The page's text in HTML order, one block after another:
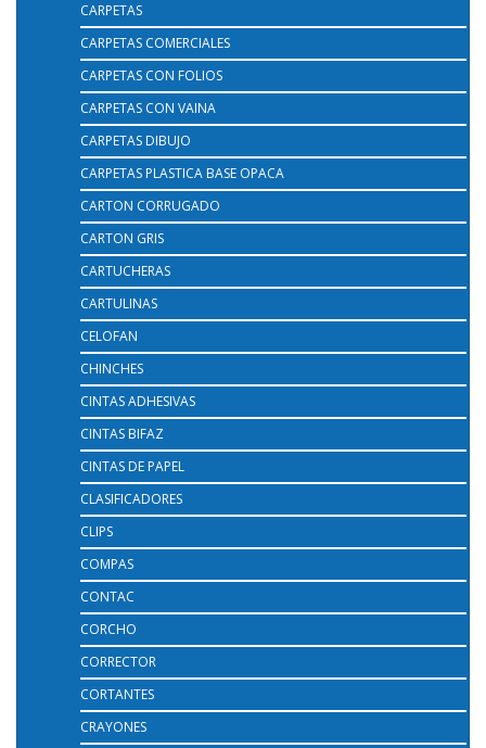
CARPETAS
CARPETAS COMERCIALES
CARPETAS CON FOLIOS
CARPETAS CON VAINA
CARPETAS DIBUJO
CARPETAS PLASTICA BASE OPACA
CARTON CORRUGADO
CARTON GRIS
CARTUCHERAS
CARTULINAS
CELOFAN
CHINCHES
CINTAS ADHESIVAS
CINTAS BIFAZ
CINTAS DE PAPEL
CLASIFICADORES
CLIPS
COMPAS
CONTAC
CORCHO
CORRECTOR
CORTANTES
CRAYONES